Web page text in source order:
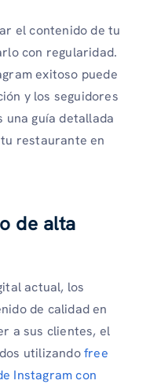
el contenido de tu
con regularidad.
exitoso puede
y los seguidores
guía detallada
restaurante en
de alta
actual, los
de calidad en
a sus clientes, el
utilizandofree
Instagram con